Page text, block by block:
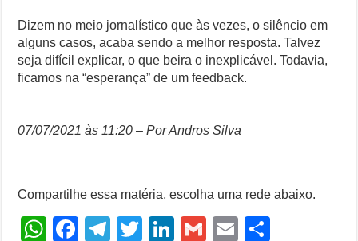
Dizem no meio jornalístico que às vezes, o silêncio em
alguns casos, acaba sendo a melhor resposta. Talvez
seja difícil explicar, o que beira o inexplicável. Todavia,
ficamos na “esperança” de um feedback.
07/07/2021 às 11:20 – Por Andros Silva
Compartilhe essa matéria, escolha uma rede abaixo.
W F
T
T
Li
G
E